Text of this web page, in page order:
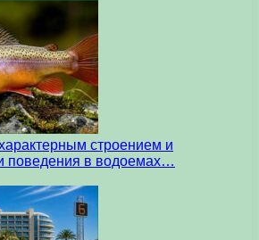
строением и
поведения в водоемах…